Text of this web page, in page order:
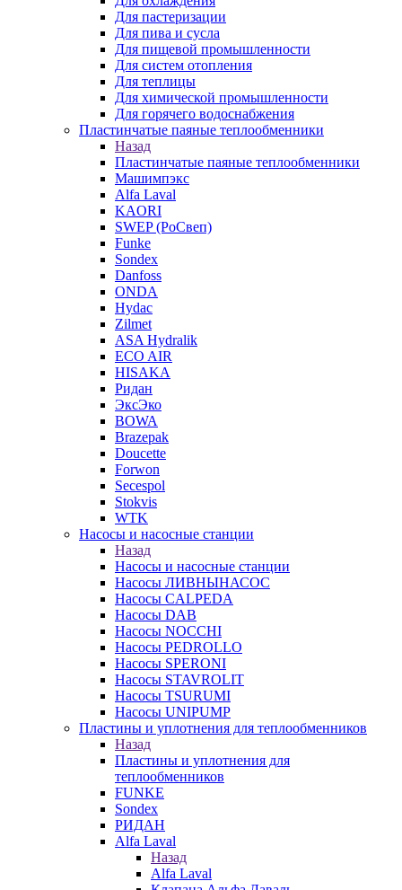
Для пастеризации
Для пива и сусла
Для пищевой промышленности
Для систем отопления
Для теплицы
Для химической промышленности
Для горячего водоснабжения
Пластинчатые паяные теплообменники
Назад
Пластинчатые паяные теплообменники
Машимпэкс
Alfa Laval
KAORI
SWEP (РоСвеп)
Funke
Sondex
Danfoss
ONDA
Hydac
Zilmet
ASA Hydralik
ECO AIR
HISAKA
Ридан
ЭксЭко
BOWA
Brazepak
Doucette
Forwon
Secespol
Stokvis
WTK
Насосы и насосные станции
Назад
Насосы и насосные станции
Насосы ЛИВНЫНАСОС
Насосы CALPEDA
Насосы DAB
Насосы NOCCHI
Насосы PEDROLLO
Насосы SPERONI
Насосы STAVROLIT
Насосы TSURUMI
Насосы UNIPUMP
Пластины и уплотнения для теплообменников
Назад
Пластины и уплотнения для
теплообменников
FUNKE
Sondex
РИДАН
Alfa Laval
Назад
Alfa Laval